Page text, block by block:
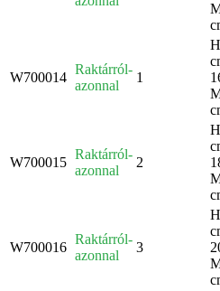
W700014
Raktárról-
azonnal
1
W700015
Raktárról-
azonnal
2
W700016
Raktárról-
azonnal
3